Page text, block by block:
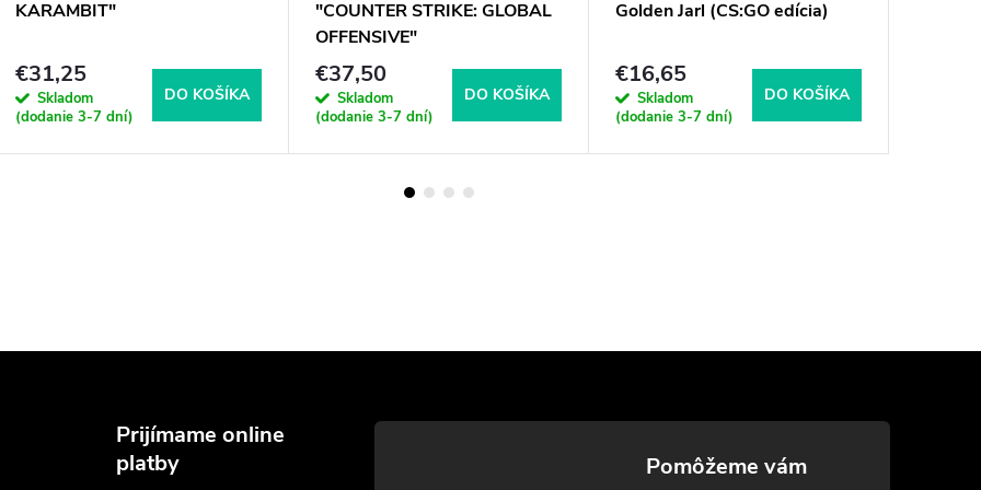
KARAMBIT"
€31,25
Skladom
(dodanie 3-7 dní)
DO KOŠÍKA
"COUNTER STRIKE: GLOBAL
OFFENSIVE"
€37,50
Skladom
(dodanie 3-7 dní)
DO KOŠÍKA
Golden Jarl (CS:GO edícia)
€16,65
Skladom
(dodanie 3-7 dní)
DO KOŠÍKA
Prijímame online
platby